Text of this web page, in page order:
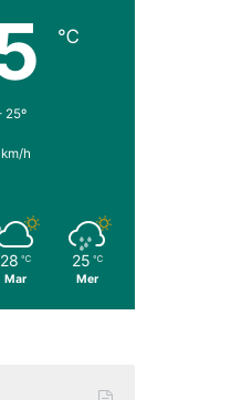
℃
25º
h
28 ℃
Mar
25 ℃
Mer